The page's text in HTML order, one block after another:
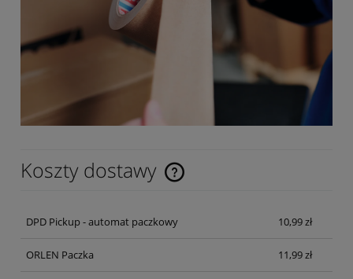
Koszty dostawy
Cena nie zawiera ewentualnych kosztów płatności
DPD Pickup - automat paczkowy 10,99 zł
ORLEN Paczka 11,99 zł